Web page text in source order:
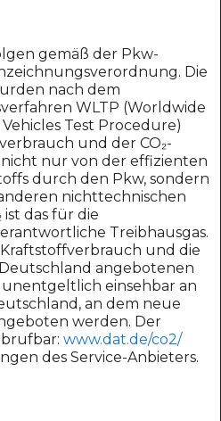
gemäß der Pkw-
Die
nach dem
WLTP (Worldwide
Test Procedure)
und der CO₂-
nicht nur von der effizienten
durch den Pkw, sondern
nichttechnischen
ist das für die
Treibhausgas.
und die
Deutschland angebotenen
einsehbar an
an dem neue
werden. Der
www.dat.de/co2/
des Service-Anbieters.